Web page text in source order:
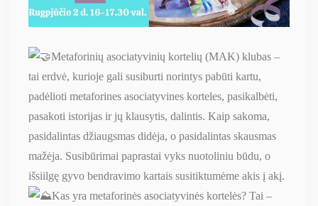
Metaforinių asociatyvinių kortelių (MAK) klubas –
tai erdvė, kurioje gali susiburti norintys pabūti kartu,
padėlioti metaforines asociatyvines korteles, pasikalbėti,
pasakoti istorijas ir jų klausytis, dalintis. Kaip sakoma,
pasidalintas džiaugsmas didėja, o pasidalintas skausmas
mažėja. Susibūrimai paprastai vyks nuotoliniu būdu, o
išsiilgę gyvo bendravimo kartais susitiktumėme akis į akį.
Kas yra metaforinės asociatyvinės kortelės? Tai –